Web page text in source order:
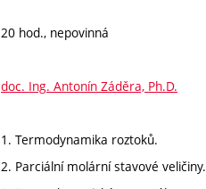
20 hod., nepovinná
doc. Ing. Antonín Záděra, Ph.D.
1. Termodynamika roztoků.
2. Parciální molární stavové veličiny.